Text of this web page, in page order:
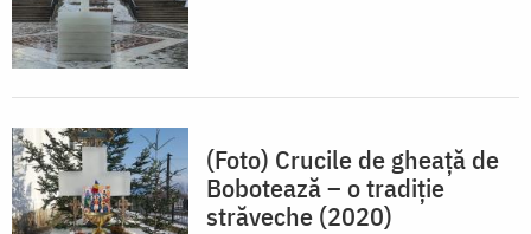
(Foto) Crucile de gheaţă de
Bobotează – o tradiţie
străveche (2020)